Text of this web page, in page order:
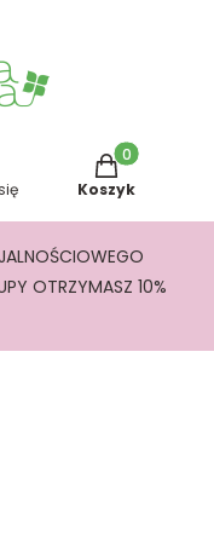
Produkty w
Koszyk
OTRZYMASZ 10%